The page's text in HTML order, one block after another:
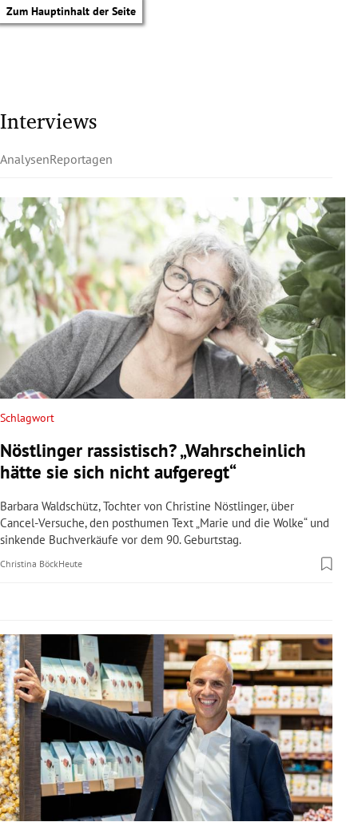
Zum Hauptinhalt der Seite
Untermenü
Untermenü
Untermenü
Untermenü
Untermenü
Untermenü
Untermenü
Untermenü
Interviews
AnalysenReportagen
Schlagwort
Nöstlinger rassistisch? „Wahrscheinlich
hätte sie sich nicht aufgeregt“
Barbara Waldschütz, Tochter von Christine Nöstlinger, über
Cancel-Versuche, den posthumen Text „Marie und die Wolke“ und
sinkende Buchverkäufe vor dem 90. Geburtstag.
Christina BöckHeute